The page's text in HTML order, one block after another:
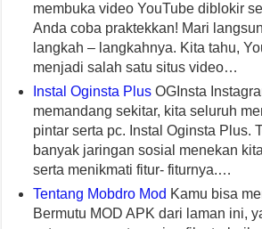
membuka video YouTube diblokir
Anda coba praktekkan! Mari
langkah – langkahnya. Kita tahu,
menjadi salah satu situs video…
Instal Oginsta Plus OGInsta
memandang sekitar, kita seluruh
pintar serta pc. Instal Oginsta Plus.
banyak jaringan sosial menekan
serta menikmati fitur- fiturnya.…
Tentang Mobdro Mod Kamu bisa
Bermutu MOD APK dari laman ini,